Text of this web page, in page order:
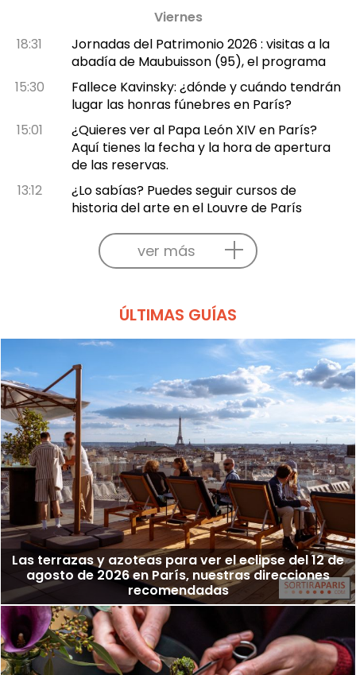
Viernes
18:31
Jornadas del Patrimonio 2026 : visitas a la
abadía de Maubuisson (95), el programa
15:30
Fallece Kavinsky: ¿dónde y cuándo tendrán
lugar las honras fúnebres en París?
15:01
¿Quieres ver al Papa León XIV en París?
Aquí tienes la fecha y la hora de apertura
de las reservas.
13:12
¿Lo sabías? Puedes seguir cursos de
historia del arte en el Louvre de París
ver más
ÚLTIMAS GUÍAS
Las terrazas y azoteas para ver el eclipse del 12 de
agosto de 2026 en París, nuestras direcciones
recomendadas